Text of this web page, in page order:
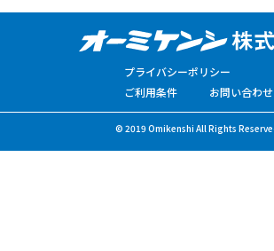
プライバシーポリシー
ご利用条件
お問い合わせ
© 2019 Omikenshi All Rights